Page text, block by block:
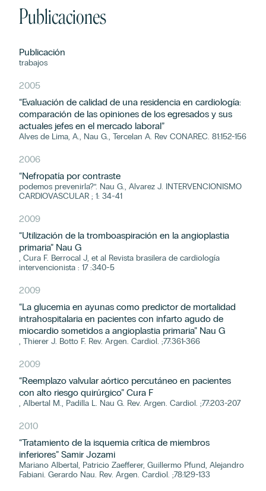
Publicaciones
Publicación
trabajos
2005
“Evaluación de calidad de una residencia en cardiología:
comparación de las opiniones de los egresados y sus
actuales jefes en el mercado laboral”
Alves de Lima, A., Nau G., Tercelan A. Rev CONAREC. 81:152-156
2006
“Nefropatía por contraste
podemos prevenirla?”. Nau G., Alvarez J. INTERVENCIONISMO
CARDIOVASCULAR ; 1: 34-41
2009
“Utilización de la tromboaspiración en la angioplastia
primaria” Nau G
, Cura F. Berrocal J, et al Revista brasilera de cardiología
intervencionista : 17 :340-5
2009
“La glucemia en ayunas como predictor de mortalidad
intrahospitalaria en pacientes con infarto agudo de
miocardio sometidos a angioplastia primaria” Nau G
, Thierer J. Botto F. Rev. Argen. Cardiol. ;77:361-366
2009
“Reemplazo valvular aórtico percutáneo en pacientes
con alto riesgo quirúrgico” Cura F
, Albertal M., Padilla L. Nau G. Rev. Argen. Cardiol. ;77:203-207
2010
“Tratamiento de la isquemia crítica de miembros
inferiores” Samir Jozami
Mariano Albertal, Patricio Zaefferer, Guillermo Pfund, Alejandro
Fabiani. Gerardo Nau. Rev. Argen. Cardiol. ;78:129-133